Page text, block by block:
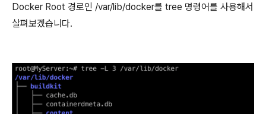
Docker Root 경로인 /var/lib/docker를 tree 명령어를 사용해서
살펴보겠습니다.